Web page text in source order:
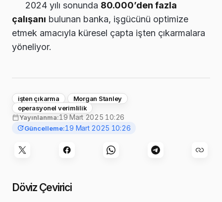
2024 yılı sonunda 80.000’den fazla
çalışanı bulunan banka, işgücünü optimize
etmek amacıyla küresel çapta işten çıkarmalara
yöneliyor.
işten çıkarma
Morgan Stanley
operasyonel verimlilik
Yayınlanma:19 Mart 2025 10:26
Güncelleme:19 Mart 2025 10:26
Döviz Çevirici